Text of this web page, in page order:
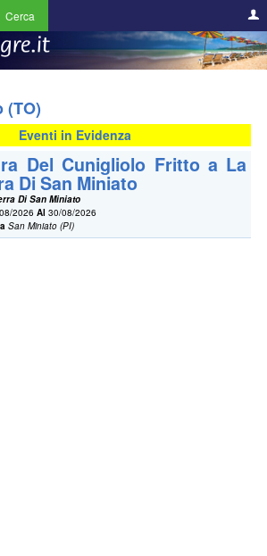
Cerca
(TO)
Eventi in Evidenza
Del Cunigliolo Fritto a La
Di San Miniato
Di San Miniato
2026Al 30/08/2026
San Miniato (PI)